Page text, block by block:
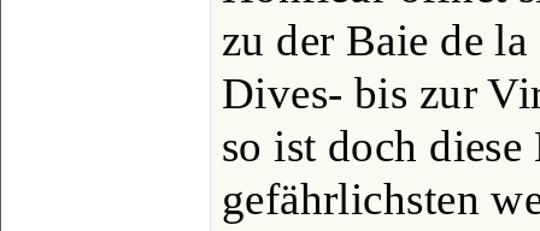
zu der Baie de
Dives- bis zur
so ist doch
gefährlichsten